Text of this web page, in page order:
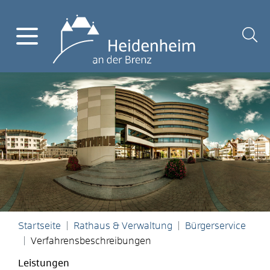
Startseite Rathaus & Verwaltung
Bürgerservice
Verfahrensbeschreibungen
Leistungen